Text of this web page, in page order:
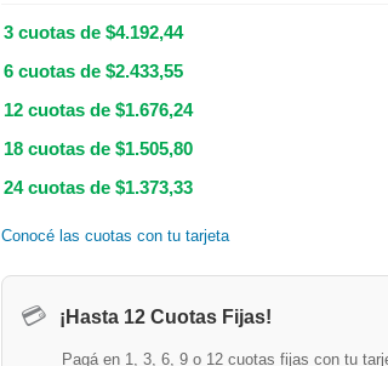
3 cuotas de $4.192,44
6 cuotas de $2.433,55
12 cuotas de $1.676,24
18 cuotas de $1.505,80
24 cuotas de $1.373,33
Conocé las cuotas con tu tarjeta
💳 ¡Hasta 12 Cuotas Fijas!
Pagá en 1, 3, 6, 9 o 12 cuotas fijas con tu